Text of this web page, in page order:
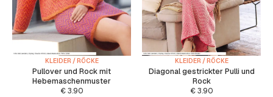
KLEIDER / RÖCKE
Pullover und Rock mit
Hebemaschenmuster
€3.90
KLEIDER / RÖCKE
Diagonal gestrickter Pulli und
Rock
€3.90